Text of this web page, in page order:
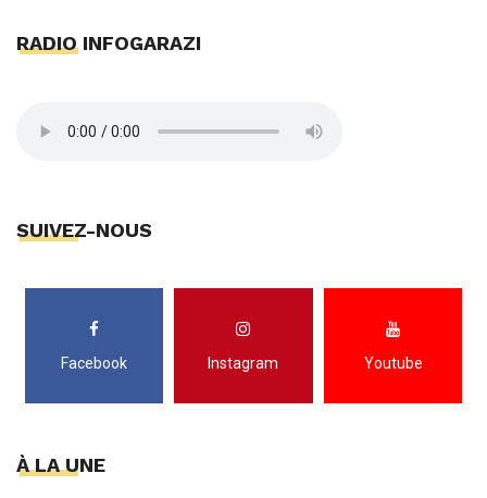
RADIO INFOGARAZI
SUIVEZ-NOUS
Facebook Instagram Youtube
À LA UNE